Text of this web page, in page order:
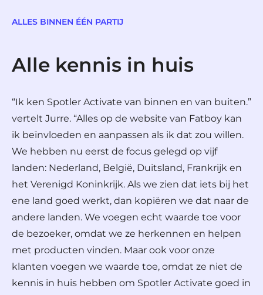
ALLES BINNEN ÉÉN PARTIJ
Alle kennis in huis
“Ik ken Spotler Activate van binnen en van buiten.”
vertelt Jurre. “Alles op de website van Fatboy kan
ik beïnvloeden en aanpassen als ik dat zou willen.
We hebben nu eerst de focus gelegd op vijf
landen: Nederland, België, Duitsland, Frankrijk en
het Verenigd Koninkrijk. Als we zien dat iets bij het
ene land goed werkt, dan kopiëren we dat naar de
andere landen. We voegen echt waarde toe voor
de bezoeker, omdat we ze herkennen en helpen
met producten vinden. Maar ook voor onze
klanten voegen we waarde toe, omdat ze niet de
kennis in huis hebben om Spotler Activate goed in